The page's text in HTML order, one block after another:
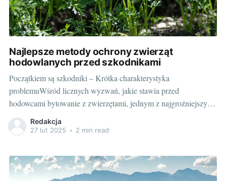
Najlepsze metody ochrony zwierząt
hodowlanych przed szkodnikami
Początkiem są szkodniki – Krótka charakterystyka
problemuWśród licznych wyzwań, jakie stawia przed
hodowcami bytowanie z zwierzętami, jednym z najgroźniejszych
są szkodniki. Mniejsze lub większe, bezbronne wydawałoby się
stworzenia, potrafią wyrządzić nieopisane szkody, nierzadko
Przykłady można mnożyć: myszy i szczury niszczą zapasy pasz,
owady mogą przenosić groźne dla
Redakcja
27 lut 2025 • 2 min read